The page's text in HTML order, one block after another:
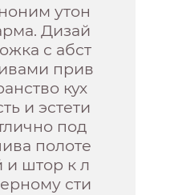
утон
Дизай
с абст
прив
кух
и эстети
под
полоте
и штор к л
сти